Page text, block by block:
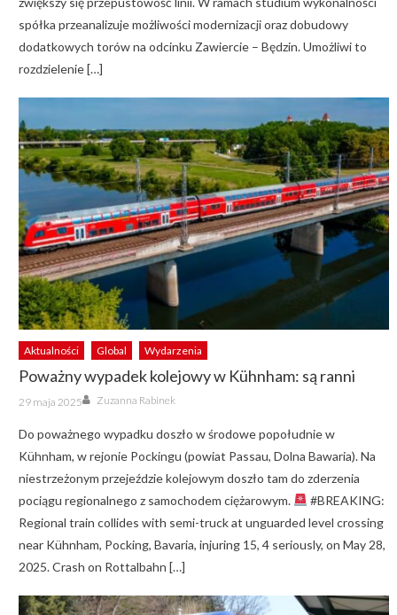
spółka przeanalizuje możliwości modernizacji oraz dobudowy
dodatkowych torów na odcinku Zawiercie – Będzin. Umożliwi to
rozdzielenie […]
Aktualności Global Wydarzenia
Poważny wypadek kolejowy w Kühnham: są ranni
Posted
on
29 maja 2025 Author
Zuzanna Rabinek
Do poważnego wypadku doszło w środowe popołudnie w
Kühnham, w rejonie Pockingu (powiat Passau, Dolna Bawaria). Na
niestrzeżonym przejeździe kolejowym doszło tam do zderzenia
pociągu regionalnego z samochodem ciężarowym.
#BREAKING:
Regional train collides with semi-truck at unguarded level crossing
near Kühnham, Pocking, Bavaria, injuring 15, 4 seriously, on May 28,
2025. Crash on Rottalbahn […]